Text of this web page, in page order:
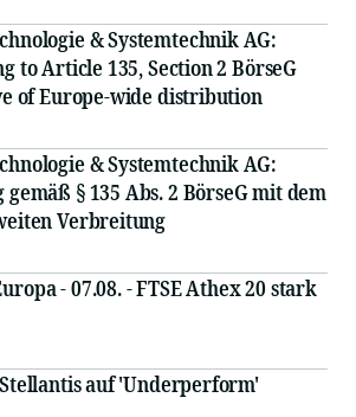
& Systemtechnik AG:
to Article 135, Section 2 BörseG
of Europe-wide distribution
& Systemtechnik AG:
§ 135 Abs. 2 BörseG mit dem
Verbreitung
- 07.08. - FTSE Athex 20 stark
auf 'Underperform'